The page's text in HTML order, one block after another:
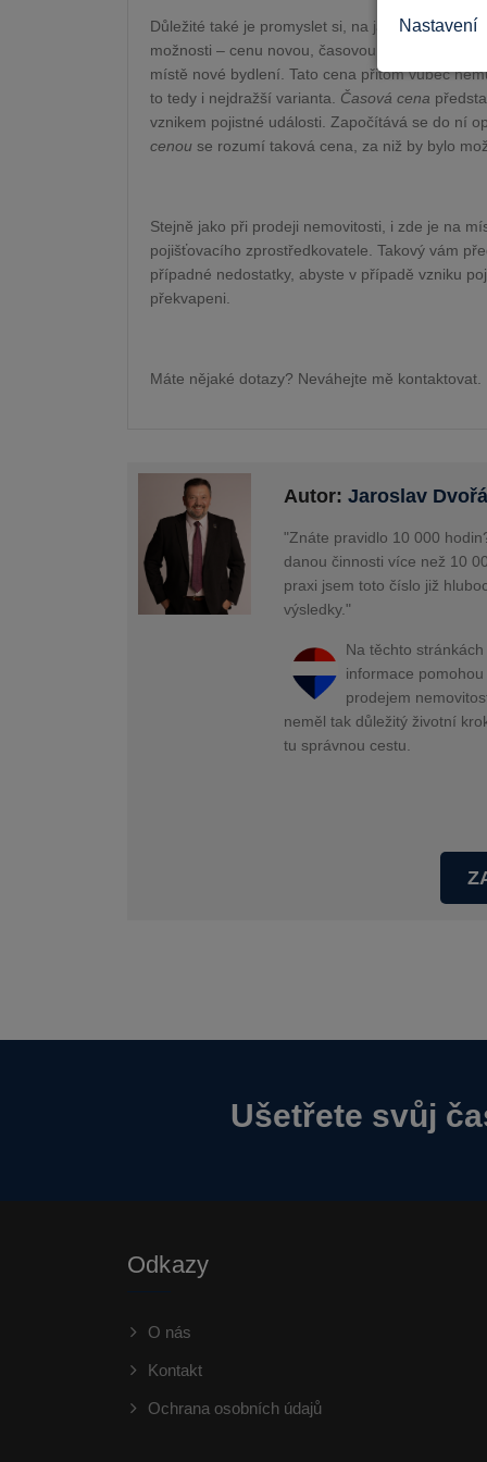
Důležité také je promyslet si, na jakou cenu si
možnosti – cenu novou, časovou a obvyklou.
místě nové bydlení. Tato cena přitom vůbec
to tedy i nejdražší varianta. Časová cena
vznikem pojistné události. Započítává se do ní
cenou se rozumí taková cena, za niž by bylo
Stejně jako při prodeji nemovitosti, i zde je na
pojišťovacího zprostředkovatele. Takový vám
případné nedostatky, abyste v případě vzniku
překvapeni.
Máte nějaké dotazy? Neváhejte mě kontaktovat.
Autor: Jaroslav
"Znáte pravidlo 10 000
danou činnosti více než 10
praxi jsem toto číslo již
výsledky."
Na těchto
informace
prodejem
neměl tak důležitý životní
tu správnou cestu.
Ušetřete svůj
Odkazy
O nás
Kontakt
Ochrana osobních údajů
Nastavení